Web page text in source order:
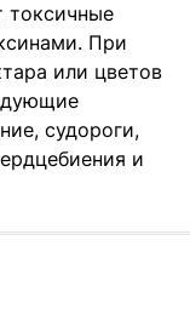
токсичные
При
или цветов
судороги,
и